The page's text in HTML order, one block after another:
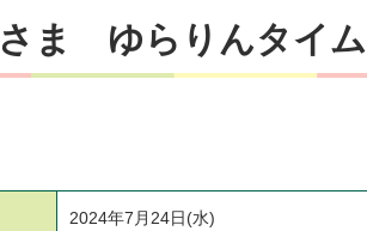
ま ゆらりんタイム
2024年7月24日(水)